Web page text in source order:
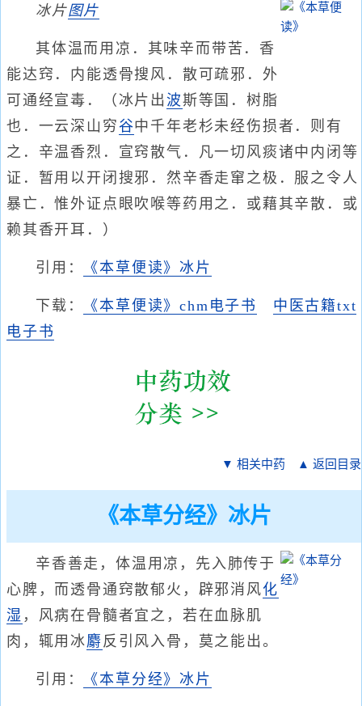
冰片图片
其体温而用凉．其味辛而带苦．香
能达窍．内能透骨搜风．散可疏邪．外
可通经宣毒．（冰片出波斯等国．树脂
也．一云深山穷谷中千年老杉未经伤损者．则有
之．辛温香烈．宣窍散气．凡一切风痰诸中内闭等
证．暂用以开闭搜邪．然辛香走窜之极．服之令人
暴亡．惟外证点眼吹喉等药用之．或藉其辛散．或
赖其香开耳．）
引用： 《本草便读》冰片
下载： 《本草便读》chm电子书
中医古籍txt
电子书
▼ 相关中药 ▲ 返回目录
《本草分经》冰片
辛香善走，体温用凉，先入肺传于
心脾，而透骨通窍散郁火，辟邪消风化
湿 ，风病在骨髓者宜之，若在血脉肌
肉，辄用冰麝 反引风入骨，莫之能出。
引用： 《本草分经》冰片